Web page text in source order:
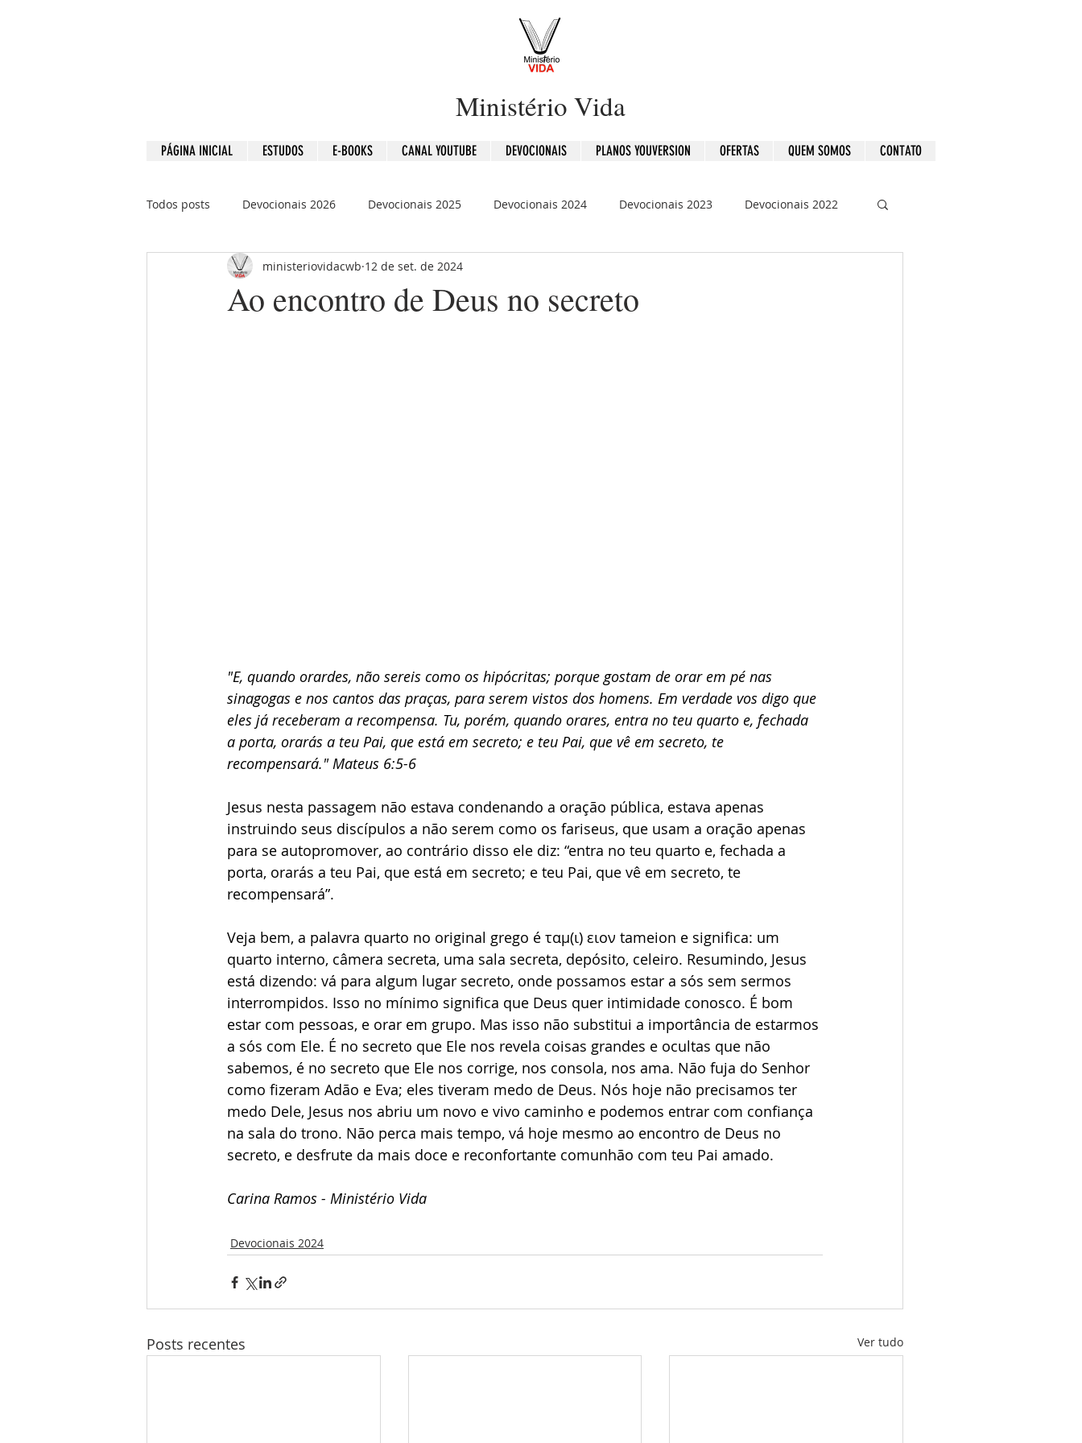
Ministério Vida
PÁGINA INICIAL ESTUDOS E-BOOKS CANAL YOUTUBE DEVOCIONAIS PLANOS YOUVERSION OFERTAS QUEM SOMOS CONTATO
Todos posts Devocionais 2026 Devocionais 2025 Devocionais 2024 Devocionais 2023 Devocionais 2022
Devocionais 2021 Devocionais 2020 120 Dias - Leitura Bíblica
Ao encontro de Deus no secreto
ministeriovidacwb 12 de set. de 2024
"E, quando orardes, não sereis como os hipócritas; porque gostam de orar em pé nas
sinagogas e nos cantos das praças, para serem vistos dos homens. Em verdade vos digo que
eles já receberam a recompensa. Tu, porém, quando orares, entra no teu quarto e, fechada
a porta, orarás a teu Pai, que está em secreto; e teu Pai, que vê em secreto, te
recompensará." Mateus 6:5-6
Jesus nesta passagem não estava condenando a oração pública, estava apenas
instruindo seus discípulos a não serem como os fariseus, que usam a oração apenas
para se autopromover, ao contrário disso ele diz: “entra no teu quarto e, fechada a
porta, orarás a teu Pai, que está em secreto; e teu Pai, que vê em secreto, te
recompensará”.
Veja bem, a palavra quarto no original grego é ταμ(ι) ειον tameion e significa: um
quarto interno, câmera secreta, uma sala secreta, depósito, celeiro. Resumindo, Jesus
está dizendo: vá para algum lugar secreto, onde possamos estar a sós sem sermos
interrompidos. Isso no mínimo significa que Deus quer intimidade conosco. É bom
estar com pessoas, e orar em grupo. Mas isso não substitui a importância de estarmos
a sós com Ele. É no secreto que Ele nos revela coisas grandes e ocultas que não
sabemos, é no secreto que Ele nos corrige, nos consola, nos ama. Não fuja do Senhor
como fizeram Adão e Eva; eles tiveram medo de Deus. Nós hoje não precisamos ter
medo Dele, Jesus nos abriu um novo e vivo caminho e podemos entrar com confiança
na sala do trono. Não perca mais tempo, vá hoje mesmo ao encontro de Deus no
secreto, e desfrute da mais doce e reconfortante comunhão com teu Pai amado.
Carina Ramos - Ministério Vida
Devocionais 2024
Posts recentes Ver tudo